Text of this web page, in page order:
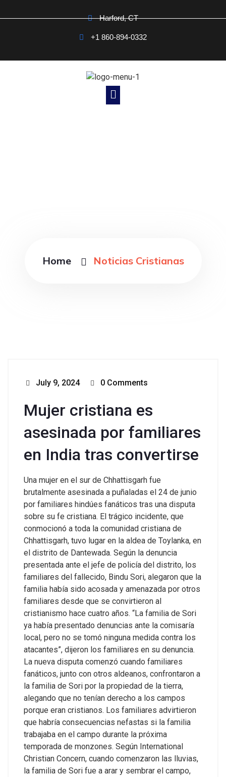
Harford, CT
+1 860-894-0332
Home Noticias Cristianas
July 9, 2024 0 Comments
Mujer cristiana es
asesinada por familiares
en India tras convertirse
Una mujer en el sur de Chhattisgarh fue
brutalmente asesinada a puñaladas el 24 de junio
por familiares hindúes fanáticos tras una disputa
sobre su fe cristiana. El trágico incidente, que
conmocionó a toda la comunidad cristiana de
Chhattisgarh, tuvo lugar en la aldea de Toylanka, en
el distrito de Dantewada. Según la denuncia
presentada ante el jefe de policía del distrito, los
familiares del fallecido, Bindu Sori, alegaron que la
familia había sido acosada y amenazada por otros
familiares desde que se convirtieron al
cristianismo hace cuatro años. “La familia de Sori
ya había presentado denuncias ante la comisaría
local, pero no se tomó ninguna medida contra los
atacantes”, dijeron los familiares en su denuncia.
La nueva disputa comenzó cuando familiares
fanáticos, junto con otros aldeanos, confrontaron a
la familia de Sori por la propiedad de la tierra,
alegando que no tenían derecho a los campos
porque eran cristianos. Los familiares advirtieron
que habría consecuencias nefastas si la familia
trabajaba en el campo durante la próxima
temporada de monzones. Según International
Christian Concern, cuando comenzaron las lluvias,
la familia de Sori fue a arar y sembrar el campo,